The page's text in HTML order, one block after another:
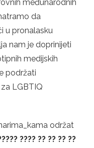
međunarodnih
da
u pronalasku
nam je doprinijeti
medijskih
podržati
LGBTIQ
održat
???? ?? ?? ?? ??